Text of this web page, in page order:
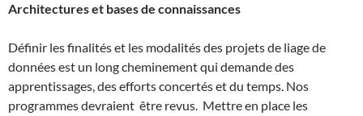
Architectures et bases de connaissances
Définir les finalités et les modalités des projets de liage de
données est un long cheminement qui demande des
apprentissages, des efforts concertés et du temps. Nos
programmes devraient être revus. Mettre en place les